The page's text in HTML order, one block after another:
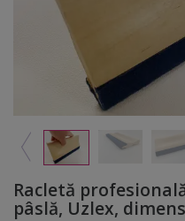
Racletă
pâslă, Uzlex,